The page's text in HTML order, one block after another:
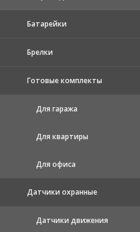
Батарейки
Брелки
Готовые комплекты
Для гаража
Для квартиры
Для офиса
Датчики охранные
Датчики движения